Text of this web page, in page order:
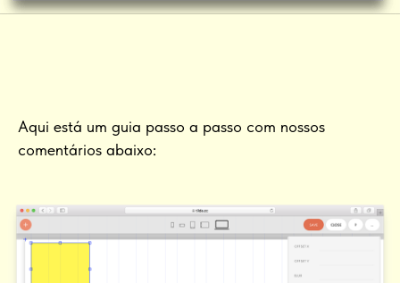
Aqui está um guia passo a passo com nossos
comentários abaixo: